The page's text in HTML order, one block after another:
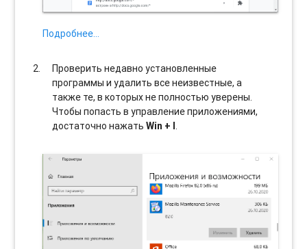
Подробнее…
Проверить недавно установленные
программы и удалить все неизвестные, а
также те, в которых не полностью уверены.
Чтобы попасть в управление приложениями,
достаточно нажатьWin + I